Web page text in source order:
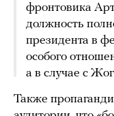
фронтовика
должность
президента в
особого
а в случае с
Также